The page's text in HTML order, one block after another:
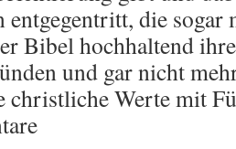
die sogar
Bibel hochhaltend
und gar nicht
christliche Werte mit